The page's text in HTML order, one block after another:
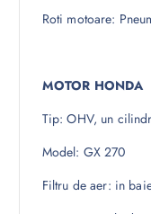
Roti motoare:
MOTOR HONDA
Tip: OHV, un
Model: GX 270
Filtru de aer: in